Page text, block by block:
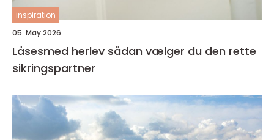
inspiration
05. May 2026
Låsesmed herlev sådan vælger du den rette
sikringspartner